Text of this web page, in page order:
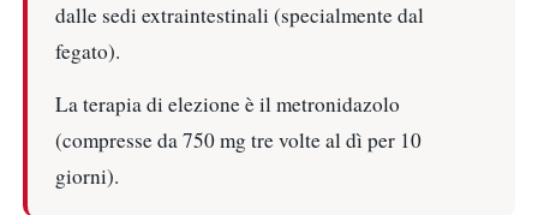
dalle sedi extraintestinali (specialmente dal
fegato).
La terapia di elezione è il metronidazolo
(compresse da 750 mg tre volte al dì per 10
giorni).